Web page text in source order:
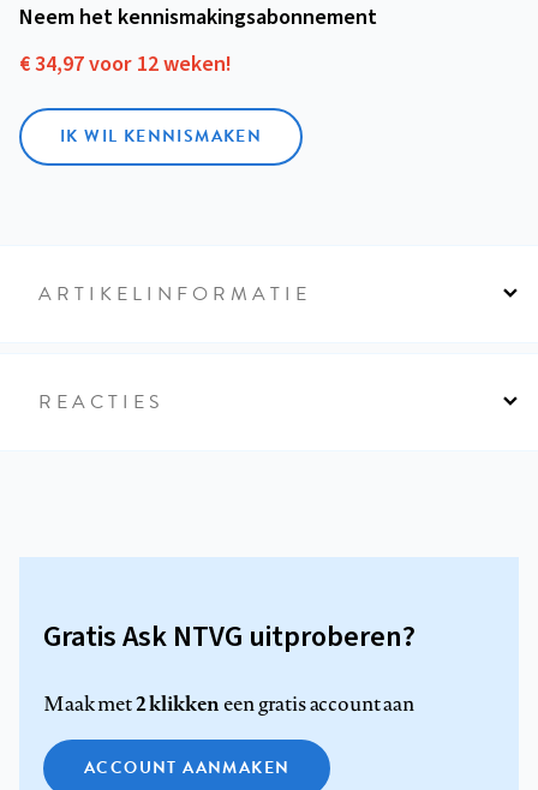
Neem het kennismakings­abonnement
€ 34,97 voor 12 weken!
IK WIL KENNISMAKEN
ARTIKELINFORMATIE
REACTIES
Gratis Ask NTVG uitproberen?
Maak met2 klikkeneen gratis account aan
ACCOUNT AANMAKEN